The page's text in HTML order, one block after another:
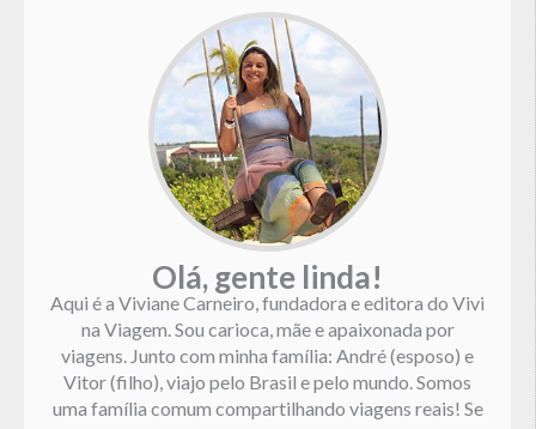
Olá, gente linda!
Aqui é a Viviane Carneiro, fundadora e editora do Vivi
na Viagem. Sou carioca, mãe e apaixonada por
viagens. Junto com minha família: André (esposo) e
Vitor (filho), viajo pelo Brasil e pelo mundo. Somos
uma família comum compartilhando viagens reais! Se